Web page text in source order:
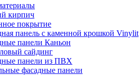
кирпич
покрытие
панель с каменной крошкой Vinylit
панели Каньон
сайдинг
панели из ПВХ
фасадные панели